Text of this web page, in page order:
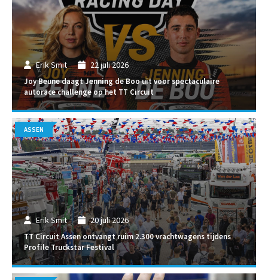
Erik Smit 22 juli 2026
Joy Beune daagt Jenning de Boo uit voor spectaculaire
autorace challenge op het TT Circuit
Erik Smit 20 juli 2026
TT Circuit Assen ontvangt ruim 2.300 vrachtwagens tijdens
Profile Truckstar Festival
ASSEN